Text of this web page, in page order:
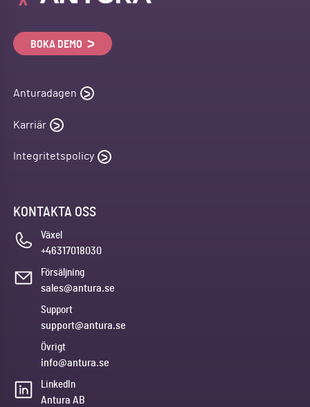
BOKA DEMO
Anturadagen
Karriär
Integritetspolicy
KONTAKTA OSS
Växel
+46317018030
Försäljning
sales@antura.se
Support
support@antura.se
Övrigt
info@antura.se
LinkedIn
Antura AB